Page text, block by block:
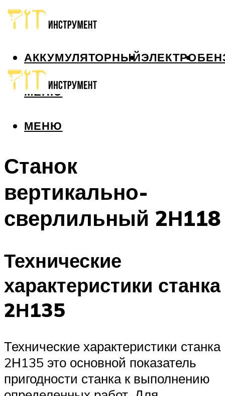
АККУМУЛЯТОРНЫЙЭЛЕКТРО
МЕНЮ
МЕНЮ
Станок
вертикально-
сверлильный 2Н118
Технические
характеристики станка
2Н135
Технические характеристики станка
2Н135 это основной показатель
пригодности станка к выполнению